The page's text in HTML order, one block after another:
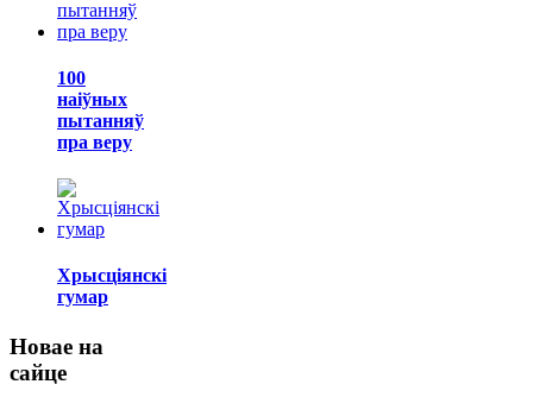
100
наіўных
пытанняў
пра веру
Хрысціянскі
гумар
Новае на
сайце